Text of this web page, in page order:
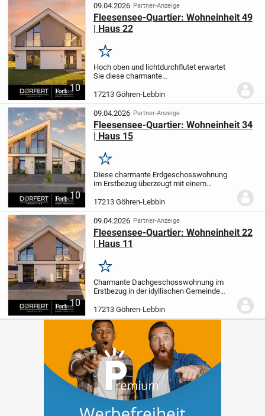
modernen Bad. Die...
10
09.04.2026 Partner-Anzeige
Fleesensee-Quartier: Wohneinheit 49
| Haus 22
Merken
Hoch oben und lichtdurchflutet erwartet
Sie diese charmante
der idyllischen Gemeinde Göhren-Lebbin.
Auf einer Wohnfläche von ca. 64,21 m²
verteilen sich zwei...
17213 Göhren-Lebbin
10
09.04.2026 Partner-Anzeige
Fleesensee-Quartier: Wohneinheit 34
| Haus 15
Merken
Diese charmante Erdgeschosswohnung
im Erstbezug überzeugt mit einem
Wohnfläche. Die helle 2-Zimmer-
Wohnung verfügt über ein Schlafzimmer
sowie ein modernes...
17213 Göhren-Lebbin
10
09.04.2026 Partner-Anzeige
Fleesensee-Quartier: Wohneinheit 22
| Haus 11
Merken
Charmante Dachgeschosswohnung im
Erstbezug in der idyllischen Gemeinde
geschnittene 2-Zimmer-Wohnung
überzeugt mit einer Wohnfläche von ca.
64,74 m² auf einem Grundstück...
17213 Göhren-Lebbin